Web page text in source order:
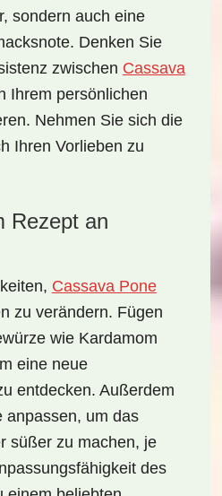
sondern auch eine
Denken Sie
zwischen Cassava
Ihrem persönlichen
Nehmen Sie sich die
Ihren Vorlieben zu
Rezept an
Cassava Pone
zu verändern. Fügen
wie Kardamom
eine neue
entdecken. Außerdem
anpassen, um das
süßer zu machen, je
des